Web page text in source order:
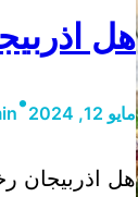
هل
مايو 12, 2024 •
هل اذربيجان